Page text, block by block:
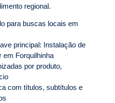
regional.
para buscas locais em
principal: Instalação de
em Forquilhinha
por produto,
com títulos, subtítulos e